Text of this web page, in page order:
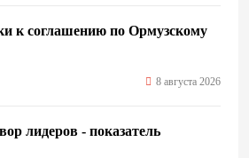
к соглашению по Ормузскому
8 августа 2026
лидеров - показатель